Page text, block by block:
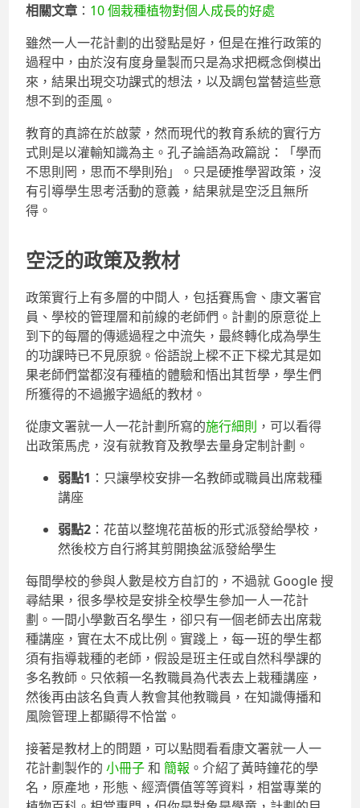
相關文章 ： 10 個栽種植物對個人成長的好處
雖然一人一花計劃的出發點是好，但是在推行政策的
過程中，由於沒有度身量製而只是為求把概念倒模出
來，結果出現交功課式的想法，以及調包當替這些意
想不到的歪風。
教育的真諦在於啟蒙，然而現代的教育系統的實行方
式則是以灌輸知識為主。孔子論語為政篇說：「學而
不思則罔，思而不學則殆」。只是硬推學習政策，沒
有引導學生思考活動的意義，結果就是空泛且無所
得。
空泛的政策及教材
政策實行上有多層的中間人，包括賽馬會、康文署官
員、學校的管理層和前線的老師們。計劃的原意從上
到下的每層的傳遞過程之中流失，最終轉化成為學生
的功課時已不見原貌。俗語說上樑不正下樑尤其是如
果老師們當都沒有種植的體驗和悟出其哲學，學生們
所獲得的不過搬字過紙的教材。
從康文署就一人一花計劃所寫的施行細則 ，可以看得
出政策馬虎，沒有就教育及教學去量身定制計劃。
弱點1 ：只讓學校安排一名教師或職員出席栽種
講座
弱點2 ：花苗以整塊花苗板的形式派發給學校，
然後校方自行將其剪開換盆派發給學生
每間學校的參與人數是校方自訂的，不過就 Google 搜
尋結果，很多學校是安排全校學生參加一人一花計
劃。一間小學數百名學生，卻只有一個老師去出席栽
種講座，實在太不成比例。實踐上，每一班的學生都
須有指導栽種的老師，假設是班主任或自然科學課的
多名教師。只依賴一名教職員為代表去上栽種講座，
然後再由該名負責人教會其他教職員，在知識傳播和
風險管理上都顯得不恰當。
接著是教材上的問題，可以點閱看看康文署就一人一
花計劃製作的小冊子和簡報 。介紹了黃時鐘花的學
名，原產地，形態、經濟價值等等資料，相當專業的